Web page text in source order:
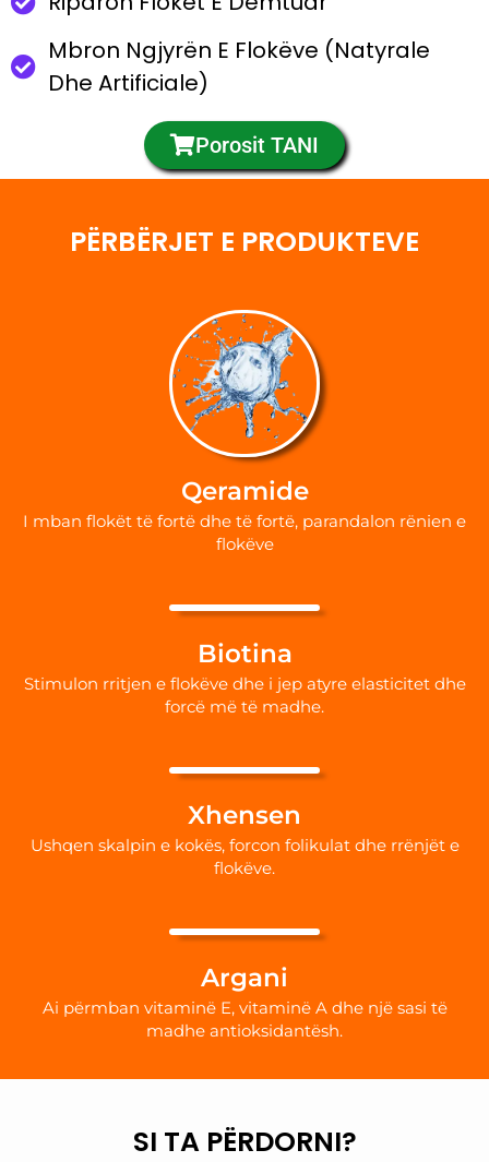
Mbron Ngjyrën E Flokëve (natyrale
Dhe Artificiale)
Porosit TANI
PËRBËRJET E PRODUKTEVE
Qeramide
I mban flokët të fortë dhe të fortë, parandalon rënien e
flokëve
Biotina
Stimulon rritjen e flokëve dhe i jep atyre elasticitet dhe
forcë më të madhe.
Xhensen
Ushqen skalpin e kokës, forcon folikulat dhe rrënjët e
flokëve.
Argani
Ai përmban vitaminë E, vitaminë A dhe një sasi të
madhe antioksidantësh.
SI TA PËRDORNI?